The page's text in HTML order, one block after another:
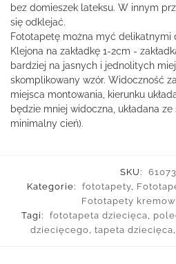
bez domieszek lateksu. W innym
się odklejać.
Fototapetę można myć delikatnymi
Klejona na zakładkę 1-2cm -
bardziej na jasnych i jednolitych
skomplikowany wzór. Widoczność
miejsca montowania, kierunku
będzie mniej widoczna, układana
minimalny cień).
SKU:
Kategorie:
fototapety,
Fototapety
Tagi:
fototapeta dziecięca,
dziecięcego, tapeta dziecięca,